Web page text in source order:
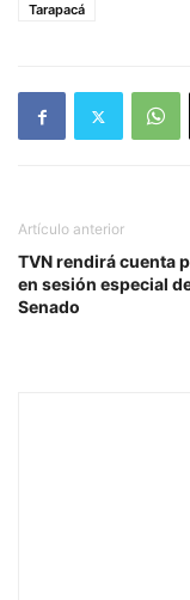
Tarapacá
Artículo anterior
TVN rendirá cuenta
en sesión especial
Senado